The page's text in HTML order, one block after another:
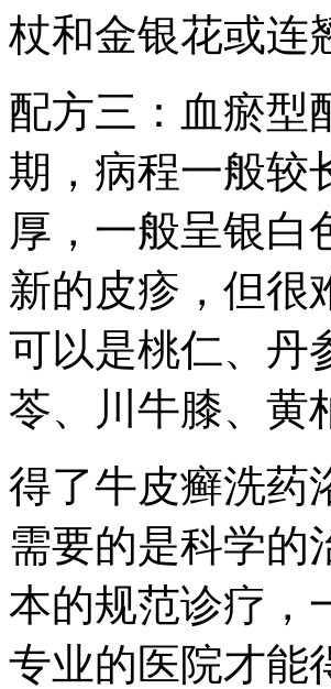
杖和金银花或连
配方三：血瘀型
期，病程一般较
厚，一般呈银白
新的皮疹，但很
可以是桃仁、丹
苓、川牛膝、黄
得了牛皮癣洗药
需要的是科学的
本的规范诊疗，
专业的医院才能